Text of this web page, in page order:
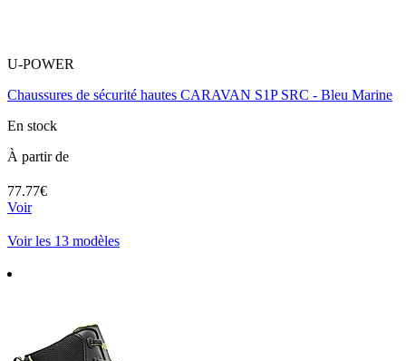
U-POWER
Chaussures de sécurité hautes CARAVAN S1P SRC - Bleu Marine
En stock
À partir de
77.77€
Voir
Voir les 13 modèles